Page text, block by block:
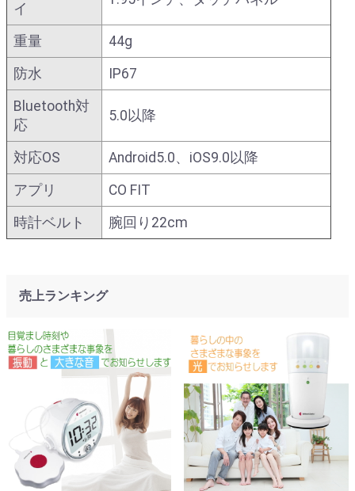
イ
重量 44g
防水 IP67
Bluetooth対
応
5.0以降
対応OS Android5.0、iOS9.0以降
アプリ CO FIT
時計ベルト 腕回り22cm
売上ランキング